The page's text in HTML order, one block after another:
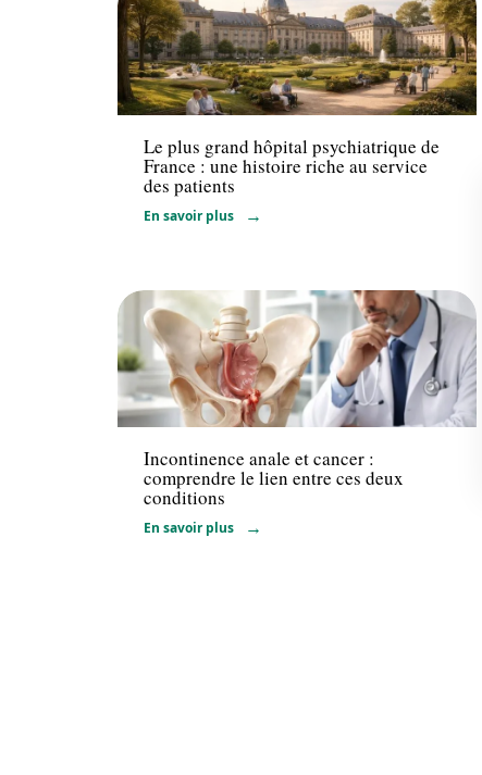
Santé
Le plus grand hôpital psychiatrique de
France : une histoire riche au service
des patients
En savoir plus
Maladie
Incontinence anale et cancer :
comprendre le lien entre ces deux
conditions
En savoir plus